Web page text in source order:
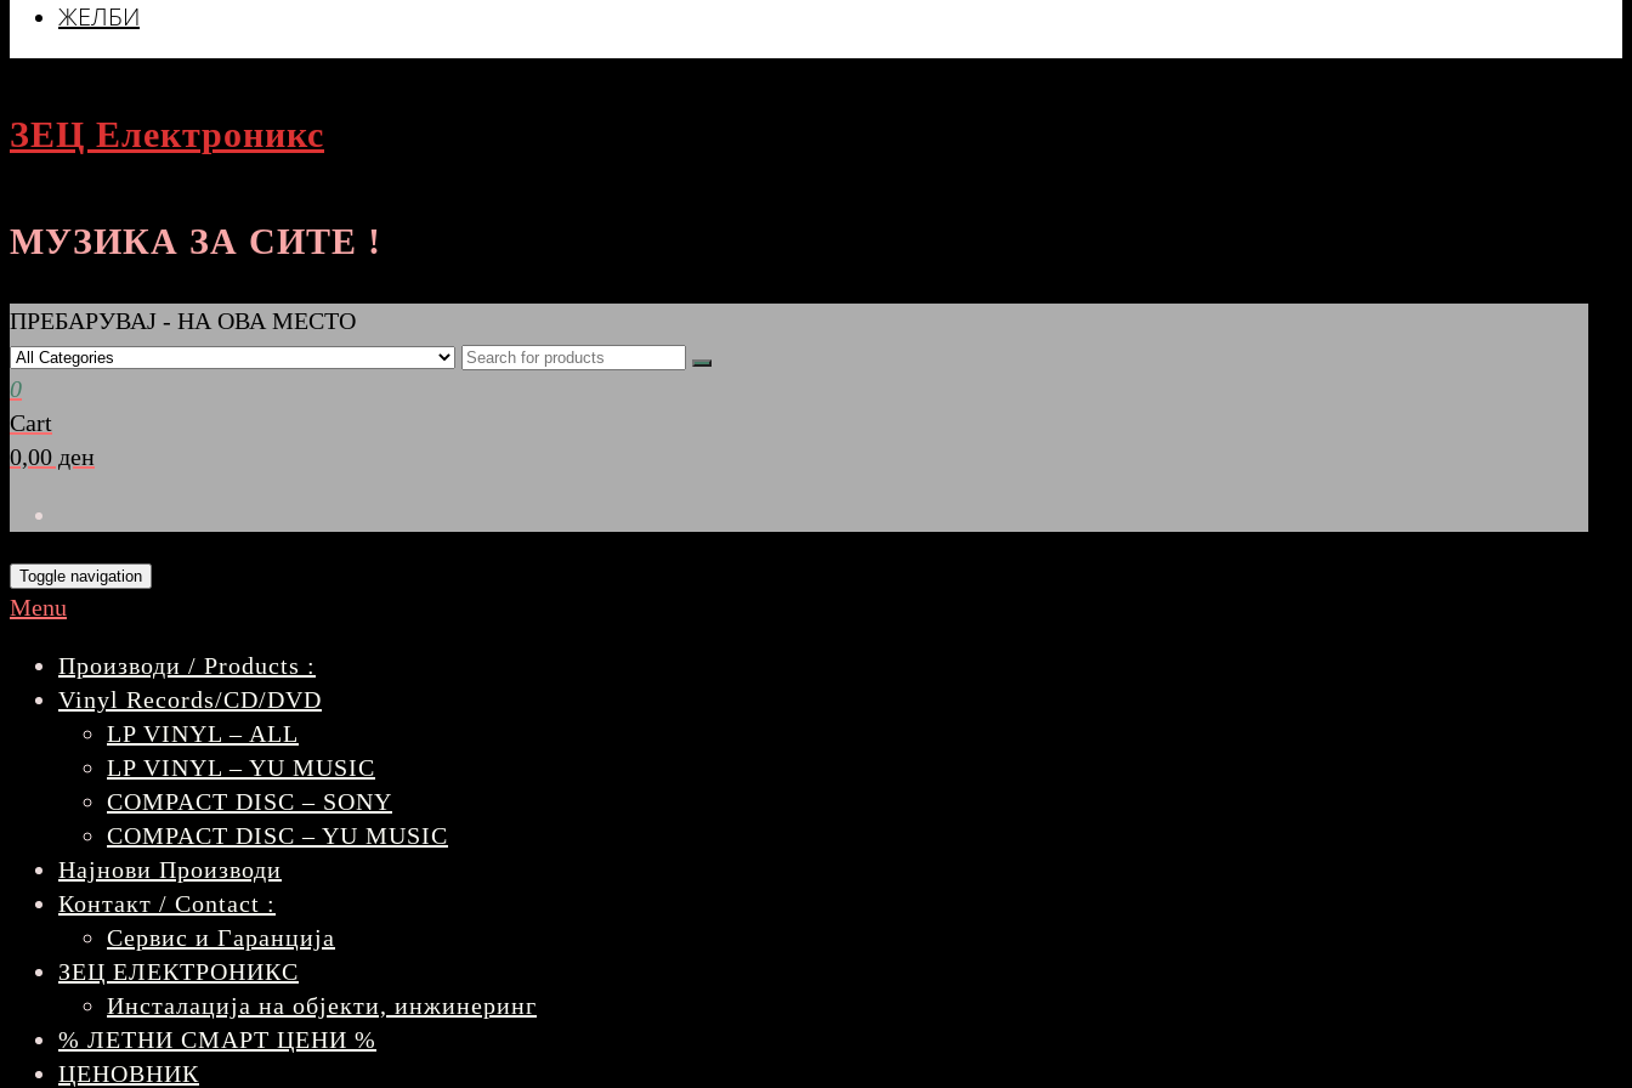
ЖЕЛБИ
ЗЕЦ Електроникс
МУЗИКА ЗА СИТЕ !
ПРЕБАРУВАЈ - НА ОВА МЕСТО
0
Cart
0,00 ден
Toggle navigation
Menu
Производи / Products :
Vinyl Records/CD/DVD
LP VINYL – ALL
LP VINYL – YU MUSIC
COMPACT DISC – SONY
COMPACT DISC – YU MUSIC
Најнови Производи
Контакт / Contact :
Сервис и Гаранција
ЗЕЦ ЕЛЕКТРОНИКС
Инсталација на објекти, инжинеринг
% ЛЕТНИ СМАРТ ЦЕНИ %
ЦЕНОВНИК